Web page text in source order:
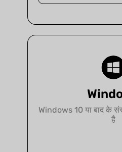
UPDF, बिना कागज़
सहयोग बढ़ाने के लिए
Windows 10 या बाद के
है